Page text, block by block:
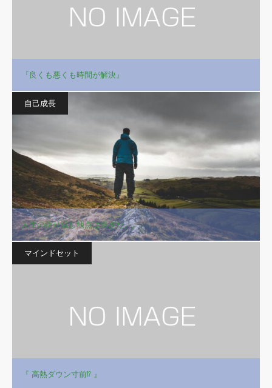
『良くも悪くも時間が解決』
自己成長
人生の折り返し地点は過ぎた。。。
マインドセット
『 高熱ダウン寸前⁉ 』